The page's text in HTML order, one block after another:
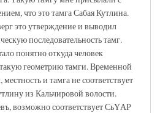
что это тамга Сабая Кутлина.
это утверждение и выводил
последовательность тамг.
понятно откуда человек
геометрию тамги. Временной
местность и тамга не соответствует
из Кальчировой волости.
возможно соответствует СьҮАР